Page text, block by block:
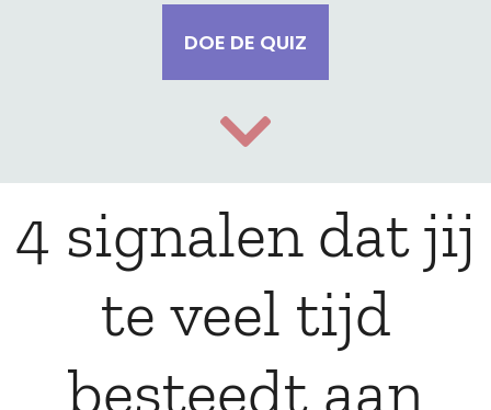
DOE DE QUIZ
4 signalen dat jij
te veel tijd
besteedt aan